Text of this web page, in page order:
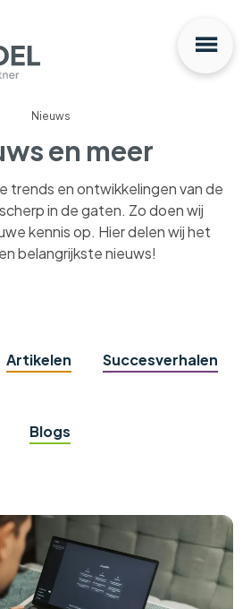
Nieuws
en meer
trends en ontwikkelingen van de
in de gaten. Zo doen wij
kennis op. Hier delen wij het
belangrijkste nieuws!
Artikelen Succesverhalen
Blogs